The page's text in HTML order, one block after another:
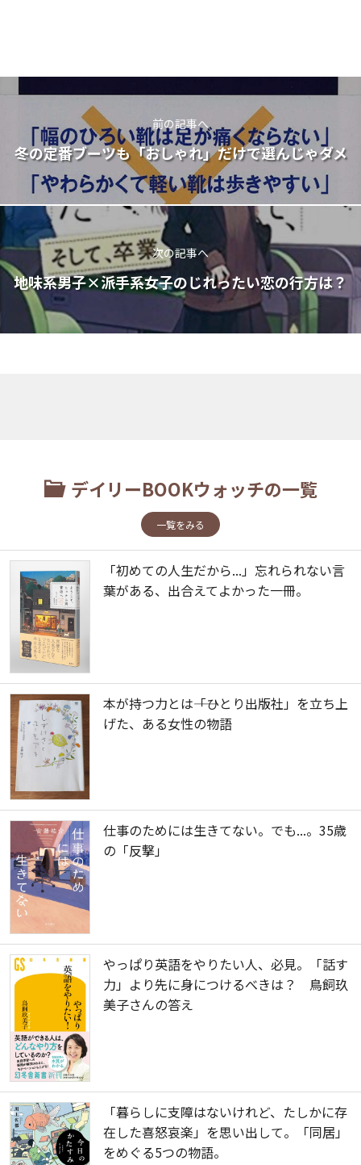
前の記事へ
冬の定番ブーツも「おしゃれ」だけで選んじゃダメ
次の記事へ
地味系男子×派手系女子のじれったい恋の行方は？
デイリーBOOKウォッチの一覧
一覧をみる
「初めての人生だから...」忘れられない言
葉がある、出合えてよかった一冊。
本が持つ力とは――「ひとり出版社」を立ち上
げた、ある女性の物語
仕事のためには生きてない。でも...。35歳
の「反撃」
やっぱり英語をやりたい人、必見。「話す
力」より先に身につけるべきは？ 鳥飼玖
美子さんの答え
「暮らしに支障はないけれど、たしかに存
在した喜怒哀楽」を思い出して。「同居」
をめぐる5つの物語。